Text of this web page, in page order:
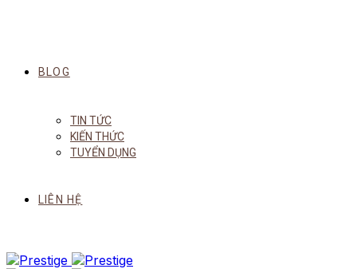
BLOG
TIN TỨC
KIẾN THỨC
TUYỂN DỤNG
LIÊN HỆ